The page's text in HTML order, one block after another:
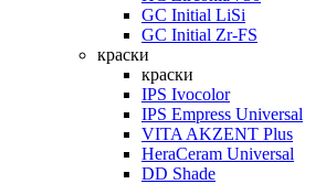
GC Initial LiSi
GC Initial Zr-FS
краски
краски
IPS Ivocolor
IPS Empress Universal
VITA AKZENT Plus
HeraCeram Universal
DD Shade